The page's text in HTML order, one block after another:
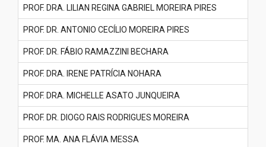
PROF. DRA. LILIAN REGINA GABRIEL MOREIRA PIRES
PROF. DR. ANTONIO CECÍLIO MOREIRA PIRES
PROF. DR. FÁBIO RAMAZZINI BECHARA
PROF. DRA. IRENE PATRÍCIA NOHARA
PROF. DRA. MICHELLE ASATO JUNQUEIRA
PROF. DR. DIOGO RAIS RODRIGUES MOREIRA
PROF. MA. ANA FLÁVIA MESSA